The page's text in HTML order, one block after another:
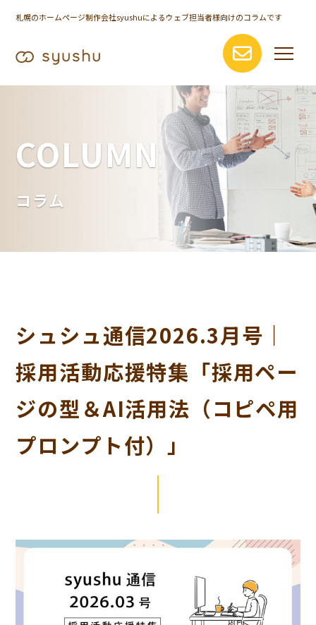
札幌のホームページ制作会社syushuによるウェブ担当者様向けのコラムです
COLUMN
コラム
シュシュ通信2026.3月号｜
採用活動応援特集「採用ペー
ジの型＆AI活用法（コピペ用
プロンプト付）」